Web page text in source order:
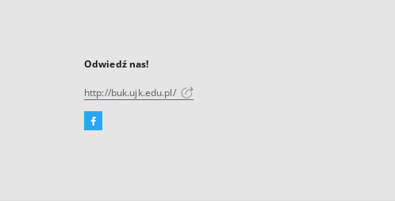
Odwiedź nas!
http://buk.ujk.edu.pl/
Facebook